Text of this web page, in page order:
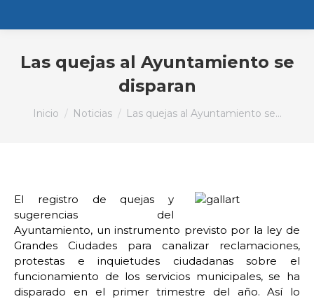
Las quejas al Ayuntamiento se
disparan
Estás aquí:
Inicio Noticias Las quejas al Ayuntamiento se…
El registro de quejas y
sugerencias del
Ayuntamiento, un instrumento previsto por la ley de
Grandes Ciudades para canalizar reclamaciones,
protestas e inquietudes ciudadanas sobre el
funcionamiento de los servicios municipales, se ha
disparado en el primer trimestre del año. Así lo